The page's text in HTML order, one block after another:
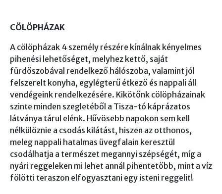
CÖLÖPHÁZAK
A cölöpházak 4 személy részére kínálnak kényelmes
pihenési lehetőséget, melyhez kettő, saját
fürdőszobával rendelkező hálószoba, valamint jól
felszerelt konyha, egylégterű étkező és nappali áll
vendégeink rendelkezésére. Kikötőnk cölöpházainak
szinte minden szegletéből a Tisza-tó káprázatos
látványa tárul elénk. Hűvösebb napokon sem kell
nélkülöznie a csodás kilátást, hiszen az otthonos,
meleg nappali hatalmas üvegfalain keresztül
csodálhatja a természet megannyi szépségét, míg a
nyári reggeleken mi lehet annál pihentetőbb, mint a víz
fölötti teraszon elfogyasztani egy isteni reggelit!